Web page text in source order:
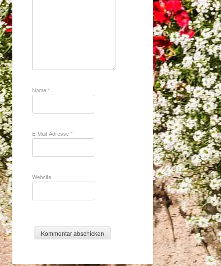
Name*
E-Mail-Adresse*
Website